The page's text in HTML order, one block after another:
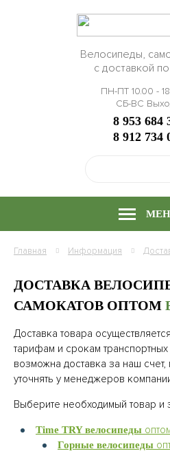
Велосипеды,
с доставкой
ПН-ПТ 10.00 -
СБ-ВС
8 953 684
8 912 734
Главная Информация
ДОСТАВКА
САМОКАТОВ ОПТОМ
Доставка товара
тарифам и срокам
возможна доставка за наш
уточнять у менеджеров
Выберите необходимый товар и
Time TRY велосипеды
Горные велосипеды